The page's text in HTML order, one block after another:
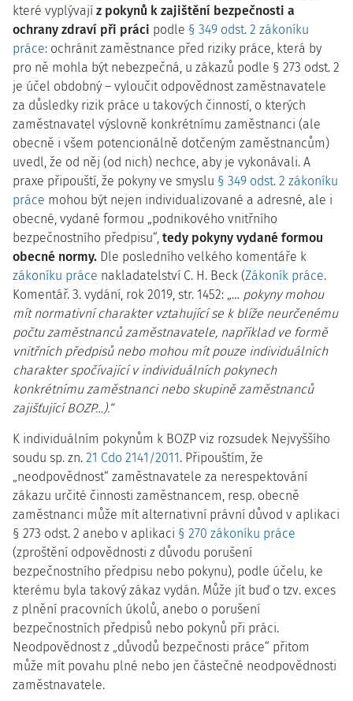
které vyplývají z pokynů k zajištění bezpečnosti a
ochrany zdraví při práci podle § 349 odst. 2 zákoníku
práce: ochránit zaměstnance před riziky práce, která by
pro ně mohla být nebezpečná, u zákazů podle § 273 odst. 2
je účel obdobný – vyloučit odpovědnost zaměstnavatele
za důsledky rizik práce u takových činností, o kterých
zaměstnavatel výslovně konkrétnímu zaměstnanci (ale
obecně i všem potencionálně dotčeným zaměstnancům)
uvedl, že od něj (od nich) nechce, aby je vykonávali. A
praxe připouští, že pokyny ve smyslu § 349 odst. 2 zákoníku
práce mohou být nejen individualizované a adresné, ale i
obecné, vydané formou „podnikového vnitřního
bezpečnostního předpisu“, tedy pokyny vydané formou
obecné normy. Dle posledního velkého komentáře k
zákoníku práce nakladatelství C. H. Beck (Zákoník práce.
Komentář. 3. vydání, rok 2019, str. 1452: „… pokyny mohou
mít normativní charakter vztahující se k blíže neurčenému
počtu zaměstnanců zaměstnavatele, například ve formě
vnitřních předpisů nebo mohou mít pouze individuálních
charakter spočívající v individuálních pokynech
konkrétnímu zaměstnanci nebo skupině zaměstnanců
zajišťující BOZP…).“
K individuálním pokynům k BOZP viz rozsudek Nejvyššího
soudu sp. zn. 21 Cdo 2141/2011. Připouštím, že
„neodpovědnost“ zaměstnavatele za nerespektování
zákazu určité činnosti zaměstnancem, resp. obecně
zaměstnanci může mít alternativní právní důvod v aplikaci
§ 273 odst. 2 anebo v aplikaci § 270 zákoníku práce
(zproštění odpovědnosti z důvodu porušení
bezpečnostního předpisu nebo pokynu), podle účelu, ke
kterému byla takový zákaz vydán. Může jít buď o tzv. exces
z plnění pracovních úkolů, anebo o porušení
bezpečnostních předpisů nebo pokynů při práci.
Neodpovědnost z „důvodů bezpečnosti práce“ přitom
může mít povahu plné nebo jen částečné neodpovědnosti
zaměstnavatele.